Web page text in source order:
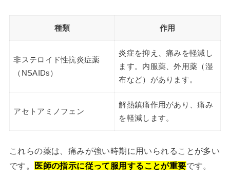
種類 作用
非ステロイド性抗炎症薬
（NSAIDs）
炎症を抑え、痛みを軽減し
ます。内服薬、外用薬（湿
布など）があります。
アセトアミノフェン
解熱鎮痛作用があり、痛み
を軽減します。
これらの薬は、痛みが強い時期に用いられることが多い
です。
医師の指示に従って服用することが重要です。